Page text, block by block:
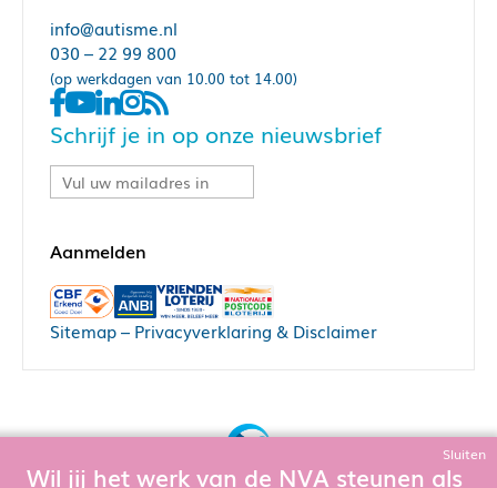
info@autisme.nl
030 – 22 99 800
(op werkdagen van 10.00 tot 14.00)
Schrijf je in op onze nieuwsbrief
Sitemap– Privacyverklaring & Disclaimer
Sluiten
Wil jij het werk van de NVA steunen als